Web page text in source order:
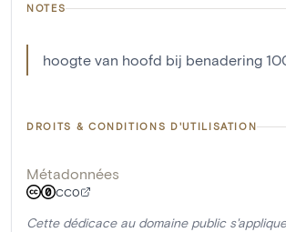
NOTES
hoogte van hoofd bij benadering
DROITS & CONDITIONS D'UTILISATION
Métadonnées
CC0
Cette dédicace au domaine public